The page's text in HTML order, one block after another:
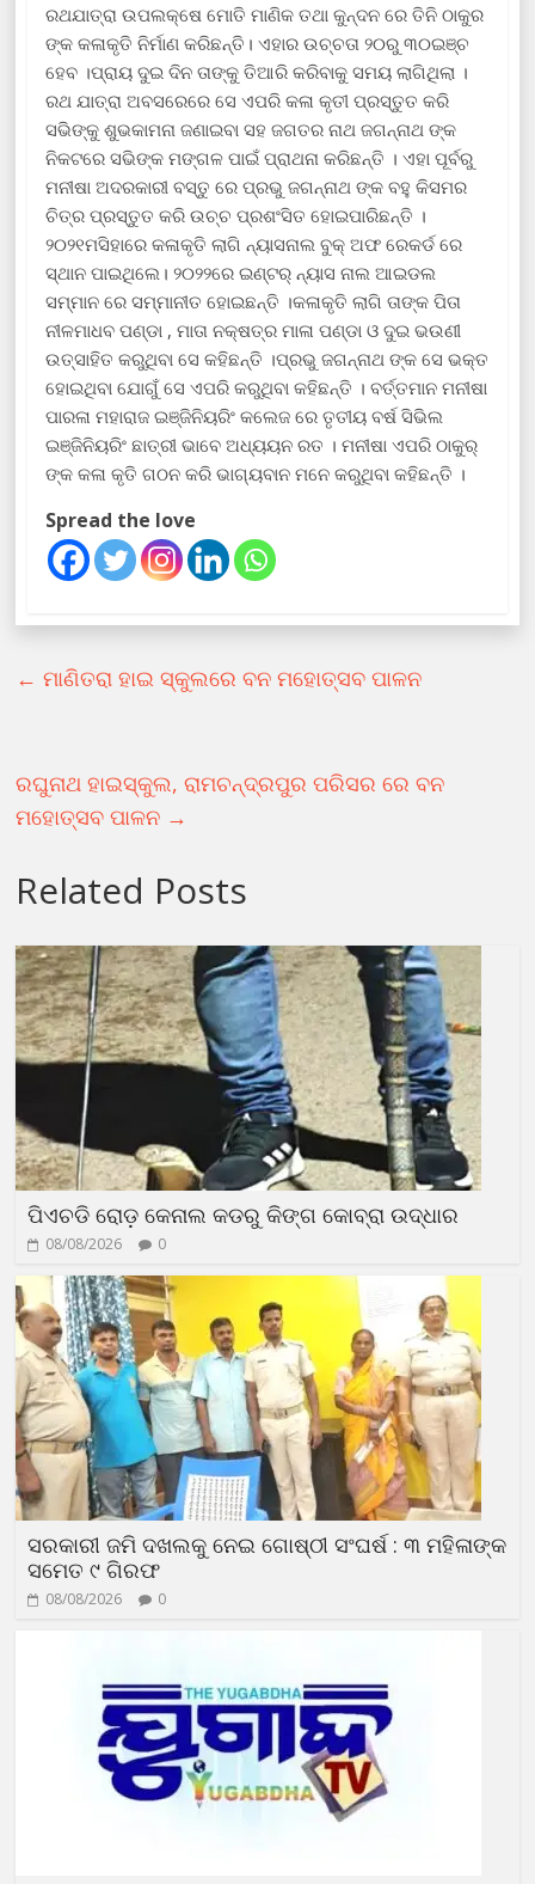
ରଥଯାତ୍ରା ଉପଲକ୍ଷେ ମୋତି ମାଣିକ ତଥା କୁନ୍ଦନ ରେ ତିନି ଠାକୁର
ଙ୍କ କଳାକୃତି ନିର୍ମାଣ କରିଛନ୍ତି। ଏହାର ଉଚ୍ଚତା ୨୦ରୁ ୩୦ଇଞ୍ଚ
ହେବ ।ପ୍ରାୟ ଦୁଇ ଦିନ ତାଙ୍କୁ ତିଆରି କରିବାକୁ ସମୟ ଲାଗିଥିଲା ।
ରଥ ଯାତ୍ରା ଅବସରେରେ ସେ ଏପରି କଳା କୃତୀ ପ୍ରସ୍ତୁତ କରି
ସଭିଙ୍କୁ ଶୁଭକାମନା ଜଣାଇବା ସହ ଜଗତର ନାଥ ଜଗନ୍ନାଥ ଙ୍କ
ନିକଟରେ ସଭିଙ୍କ ମଙ୍ଗଳ ପାଇଁ ପ୍ରାଥନା କରିଛନ୍ତି । ଏହା ପୂର୍ବରୁ
ମନୀଷା ଅଦରକାରୀ ବସ୍ତୁ ରେ ପ୍ରଭୁ ଜଗନ୍ନାଥ ଙ୍କ ବହୁ କିସମର
ଚିତ୍ର ପ୍ରସ୍ତୁତ କରି ଉଚ୍ଚ ପ୍ରଶଂସିତ ହୋଇପାରିଛନ୍ତି ।
୨୦୨୧ମସିହାରେ କଳାକୃତି ଲାଗି ନ୍ୟାସନାଲ ବୁକ୍ ଅଫ ରେକର୍ଡ ରେ
ସ୍ଥାନ ପାଇଥିଲେ। ୨୦୨୨ରେ ଇଣ୍ଟର୍ ନ୍ୟାସ ନାଲ ଆଇଡଲ
ସମ୍ମାନ ରେ ସମ୍ମାନୀତ ହୋଇଛନ୍ତି ।କଳାକୃତି ଲାଗି ତାଙ୍କ ପିତା
ନୀଳମାଧବ ପଣ୍ଡା , ମାତା ନକ୍ଷତ୍ର ମାଳା ପଣ୍ଡା ଓ ଦୁଇ ଭଉଣୀ
ଉତ୍ସାହିତ କରୁଥିବା ସେ କହିଛନ୍ତି ।ପ୍ରଭୁ ଜଗନ୍ନାଥ ଙ୍କ ସେ ଭକ୍ତ
ହୋଇଥିବା ଯୋଗୁଁ ସେ ଏପରି କରୁଥିବା କହିଛନ୍ତି । ବର୍ତ୍ତମାନ ମନୀଷା
ପାରଳା ମହାରାଜ ଇଞ୍ଜିନିୟରିଂ କଲେଜ ରେ ତୃତୀୟ ବର୍ଷ ସିଭିଲ
ଇଞ୍ଜିନିୟରିଂ ଛାତ୍ରୀ ଭାବେ ଅଧ୍ୟୟନ ରତ । ମନୀଷା ଏପରି ଠାକୁର୍
ଙ୍କ କଳା କୃତି ଗଠନ କରି ଭାଗ୍ୟବାନ ମନେ କରୁଥିବା କହିଛନ୍ତି ।
Spread the love
← ମାଣିତରା ହାଇ ସ୍କୁଲରେ ବନ ମହୋତ୍ସବ ପାଳନ
ରଘୁନାଥ ହାଇସ୍କୁଲ, ରାମଚନ୍ଦ୍ରପୁର ପରିସର ରେ ବନ
ମହୋତ୍ସବ ପାଳନ →
Related Posts
ପିଏଚଡି ରୋଡ଼ କେନାଲ କଡରୁ କିଙ୍ଗ କୋବ୍ରା ଉଦ୍ଧାର
08/08/2026 0
ସରକାରୀ ଜମି ଦଖଲକୁ ନେଇ ଗୋଷ୍ଠୀ ସଂଘର୍ଷ : ୩ ମହିଳାଙ୍କ
ସମେତ ୯ ଗିରଫ
08/08/2026 0